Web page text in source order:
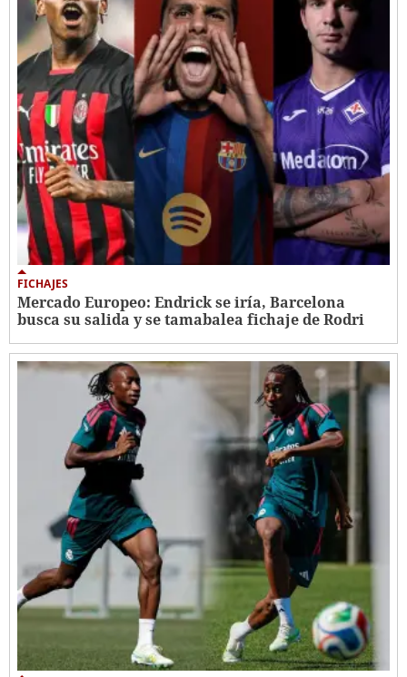
FICHAJES
Mercado Europeo: Endrick se iría, Barcelona
busca su salida y se tamabalea fichaje de Rodri